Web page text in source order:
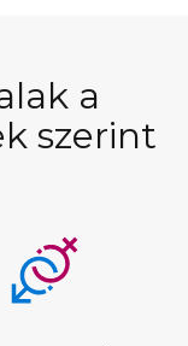
a
szerint